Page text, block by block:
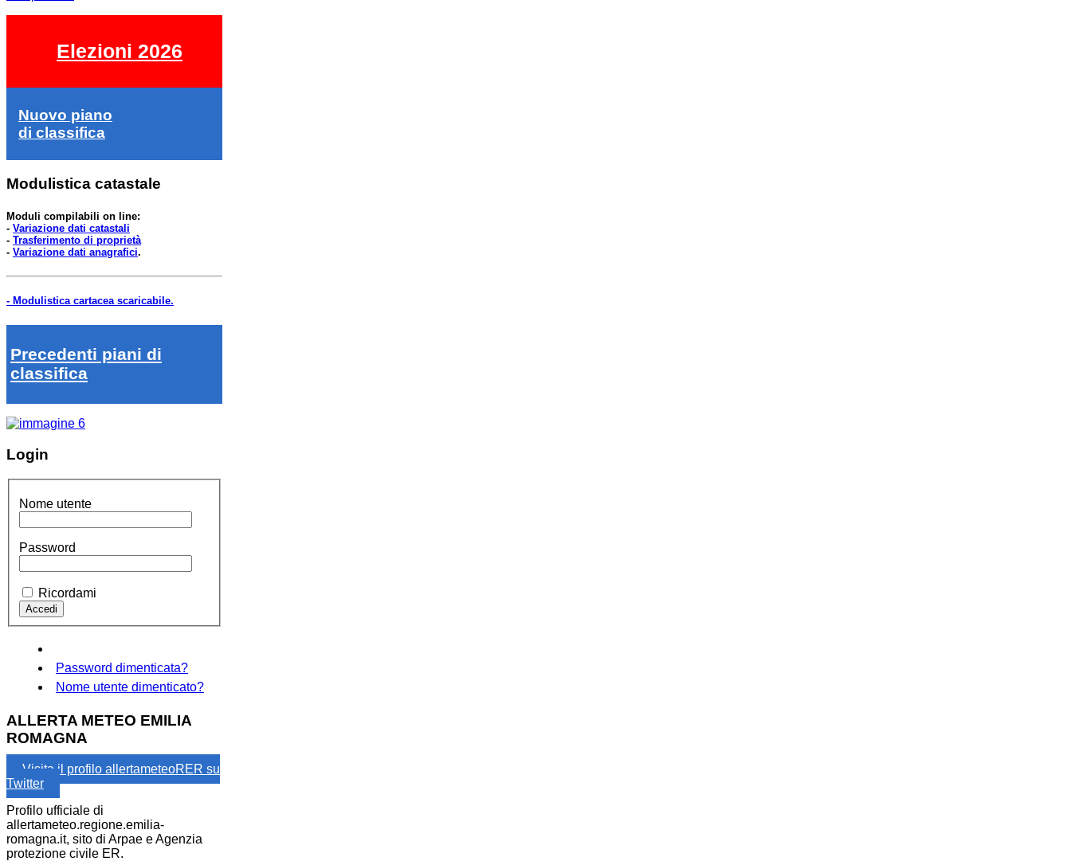
Elezioni 2026
Nuovo piano
di classifica
Modulistica catastale
Moduli compilabili on line:
- Variazione dati catastali
- Trasferimento di proprietà
- Variazione dati anagrafici.
- Modulistica cartacea scaricabile.
Precedenti piani di
classifica
Login
Nome utente
Password
Ricordami
Password dimenticata?
Nome utente dimenticato?
ALLERTA METEO EMILIA
ROMAGNA
Visita il profilo allertameteoRER su
Twitter
Profilo ufficiale di
allertameteo.regione.emilia-
romagna.it, sito di Arpae e Agenzia
protezione civile ER.